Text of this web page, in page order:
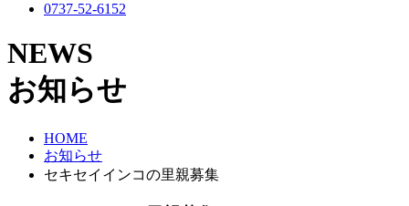
0737-52-6152
NEWS
お知らせ
HOME
お知らせ
セキセイインコの里親募集